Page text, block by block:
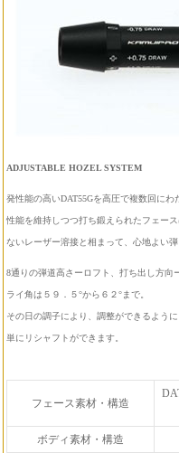
ADJUSTABLE HOZEL SYSTEM
発性能の高いDAT55Gを高圧で複数回に
性能を維持しつつ打ち鍛えられたフェー
ないレーザー溶接と相まって、心地よい
8通りの弾道高さーロフト、打ち出し方向
ライ角は５９．５°から６２°まで。
その日の調子により、調整ができるよう
単にリシャフトができます。
フェース素材・構造
ボディ素材・構造